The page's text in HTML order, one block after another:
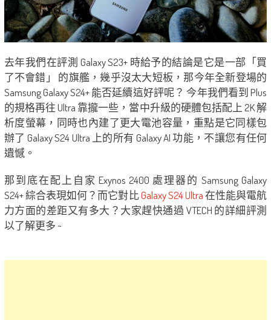
去年我們在評測 Galaxy S23+ 時給予的結論是它是一部「買
了不會錯」 的旗艦，幾乎沒太大短板，那今年全新登場的
Samsung Galaxy S24+ 能否延續這好評呢？ 今年我們看到 Plus
的規格再往 Ultra 靠攏一些，當中升級的硬體包括配上 2K 解
析度螢幕，同時也內建了更大電池容量，重點是它同樣包
辦了 Galaxy S24 Ultra 上的所有 Galaxy AI 功能，不讓您有任何
遺憾。
那到底在配上自家 Exynos 2400 處理器的 Samsung Galaxy
S24+ 綜合表現如何？而它對比Galaxy S24 Ultra在性能與電航
力方面的差距又有多大？大家趕快通過 VTECH 的詳細評測
以了解更多 ~